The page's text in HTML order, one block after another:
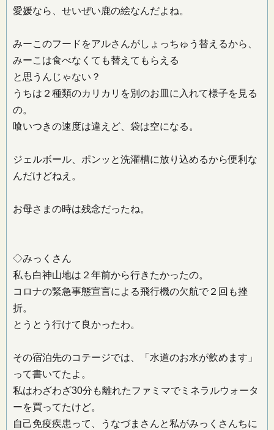
愛媛なら、せいぜい鹿の絵なんだよね。
みーこのフードをアルさんがしょっちゅう替えるから、
みーこは食べなくても替えてもらえる
と思うんじゃない？
うちは２種類のカリカリを別のお皿に入れて様子を見る
の。
喰いつきの速度は違えど、袋は空になる。
ジェルボール、ポンッと洗濯槽に放り込めるから便利な
んだけどねえ。
お母さまの時は残念だったね。
◇みっくさん
私も白神山地は２年前から行きたかったの。
コロナの緊急事態宣言による飛行機の欠航で２回も挫
折。
とうとう行けて良かったわ。
その宿泊先のコテージでは、「水道のお水が飲めます」
って書いてたよ。
私はわざわざ30分も離れたファミマでミネラルウォータ
ーを買ってたけど。
自己免疫疾患って、うなづまさんと私がみっくさんちに